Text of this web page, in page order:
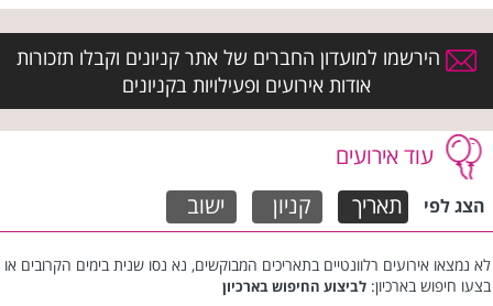
הירשמו למועדון החברים של אתר קניונים וקבלו תזכורות
אודות אירועים ופעילויות בקניונים
עוד אירועים
הצג לפי תאריך קניון ישוב
לא נמצאו אירועים רלוונטיים בתאריכים המבוקשים, נא נסו שנית בימים הקרובים או
בצעו חיפוש בארכיון: לביצוע החיפוש בארכיון